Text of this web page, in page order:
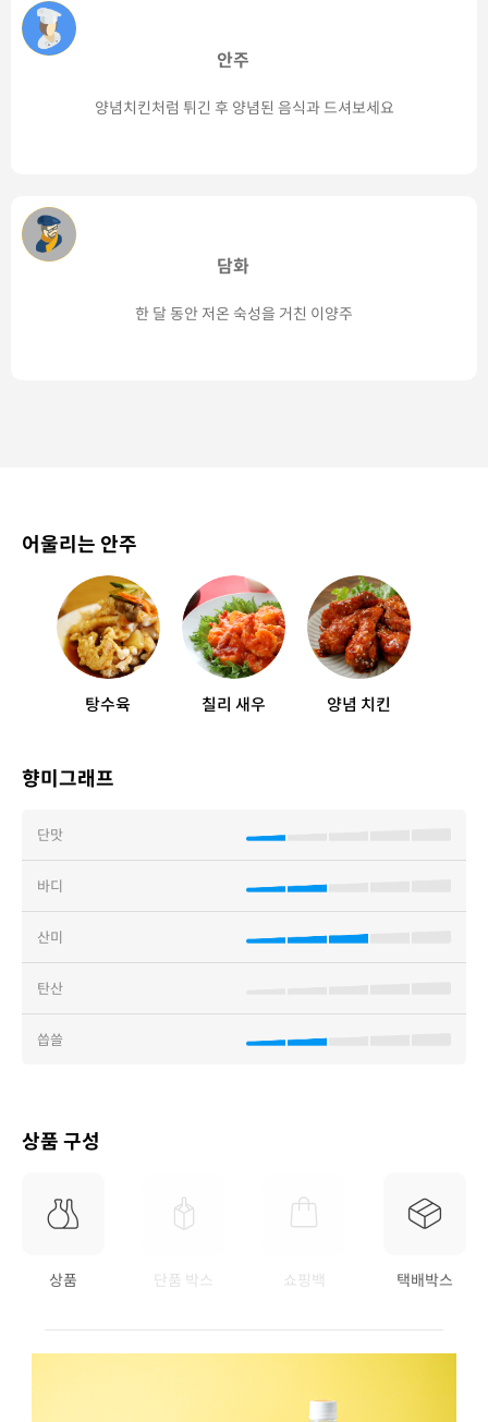
안주
양념치킨처럼 튀긴 후 양념된 음식과 드셔보세요
담화
한 달 동안 저온 숙성을 거친 이양주
어울리는 안주
탕수육 칠리 새우 양념 치킨
향미그래프
단맛
바디
산미
탄산
씁쓸
상품 구성
상품 단품 박스 쇼핑백 택배박스